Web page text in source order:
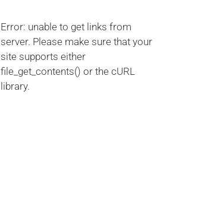
Error: unable to get links from
server. Please make sure that your
site supports either
file_get_contents() or the cURL
library.